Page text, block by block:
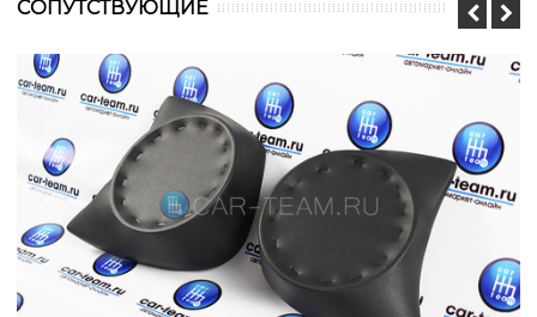
CОПУТСТВУЮЩИЕ